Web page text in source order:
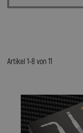
Artikel 1-8 von 11